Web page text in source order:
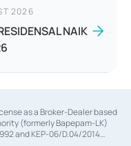
2026
NAIK
as a Broker-Dealer based
(formerly Bapepam-LK)
and KEP-06/D.04/2014